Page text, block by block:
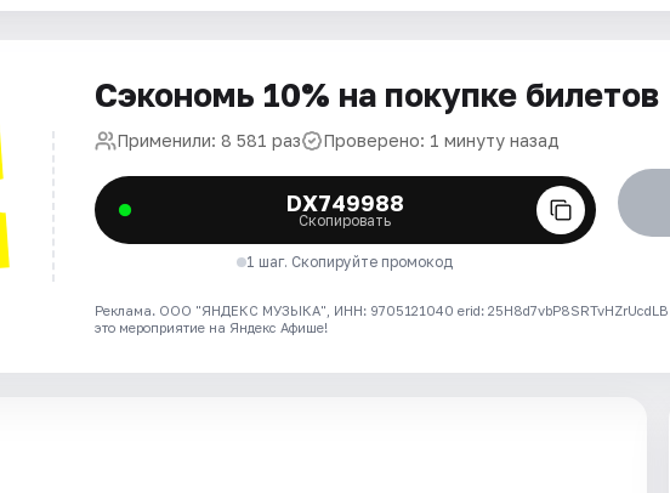
Сэкономь 10% на покупке билетов
Применили: 8 581 раз Проверено: 1 минуту назад
DX749988
Скопировать
1 шаг. Скопируйте промокод
Реклама. ООО "ЯНДЕКС МУЗЫКА", ИНН: 9705121040 erid: 25H8d7vbP8SRTvHZrUcdLB
это мероприятие на Яндекс Афише!